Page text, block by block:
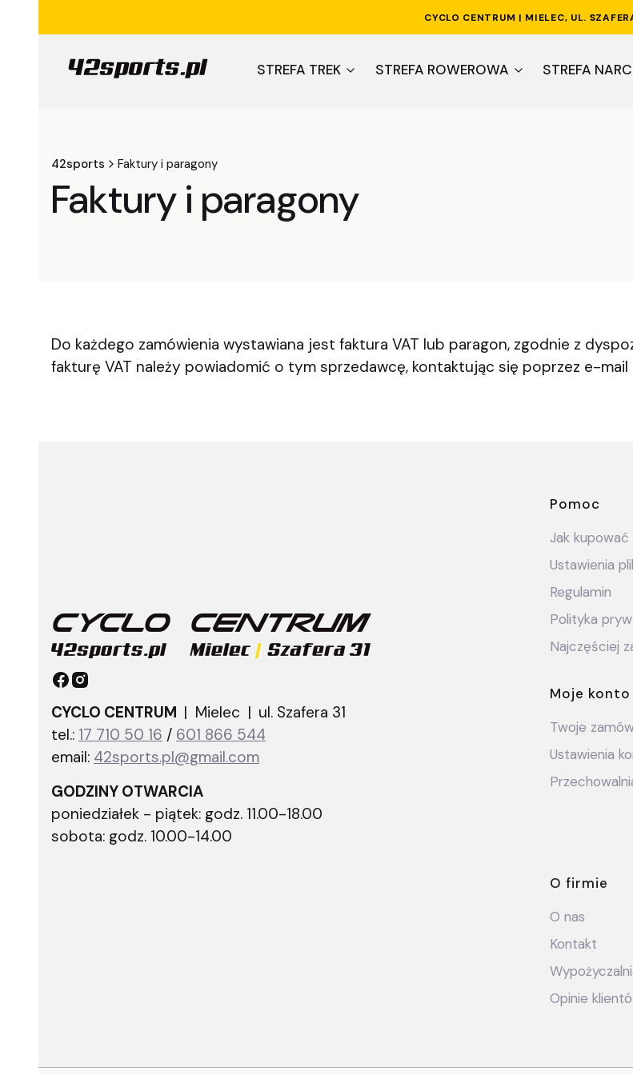
CYCLO CENTRUM | MIELEC, UL.
STREFA TREK STREFA ROWEROWA STREFA
42sports Faktury i paragony
Faktury i paragony
Do każdego zamówienia wystawiana jest faktura VAT lub paragon, zgodnie z
fakturę VAT należy powiadomić o tym sprzedawcę, kontaktując się poprzez e-
CYCLO CENTRUM | Mielec | ul. Szafera 31
tel.: 17 710 50 16 / 601 866 544
email: 42sports.pl@gmail.com
GODZINY OTWARCIA
poniedziałek - piątek: godz. 11.00-18.00
sobota: godz. 10.00-14.00
Linki
Pomoc
Jak kupować
Ustawienia
Regulamin
Polityka
Najczęściej
Moje konto
Twoje
Ustawienia
O firmie
O nas
Kontakt
Opinie